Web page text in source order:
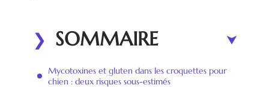
SOMMAIRE
Mycotoxines et gluten dans les croquettes pour
chien : deux risques sous-estimés